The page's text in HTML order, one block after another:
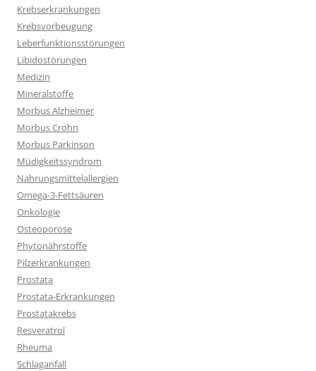
Krebserkrankungen
Krebsvorbeugung
Leberfunktionsstörungen
Libidostörungen
Medizin
Mineralstoffe
Morbus Alzheimer
Morbus Crohn
Morbus Parkinson
Müdigkeitssyndrom
Nahrungsmittelallergien
Omega-3-Fettsäuren
Onkologie
Osteoporose
Phytonährstoffe
Pilzerkrankungen
Prostata
Prostata-Erkrankungen
Prostatakrebs
Resveratrol
Rheuma
Schlaganfall